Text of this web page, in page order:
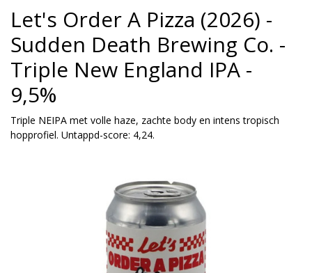
Let's Order A Pizza (2026) -
Sudden Death Brewing Co. -
Triple New England IPA -
9,5%
Triple NEIPA met volle haze, zachte body en intens tropisch
hopprofiel. Untappd-score: 4,24.